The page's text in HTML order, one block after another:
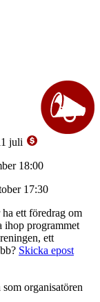
juli
18:00
17:30
ett föredrag om
ihop programmet
ett
Skicka epost
som organisatören